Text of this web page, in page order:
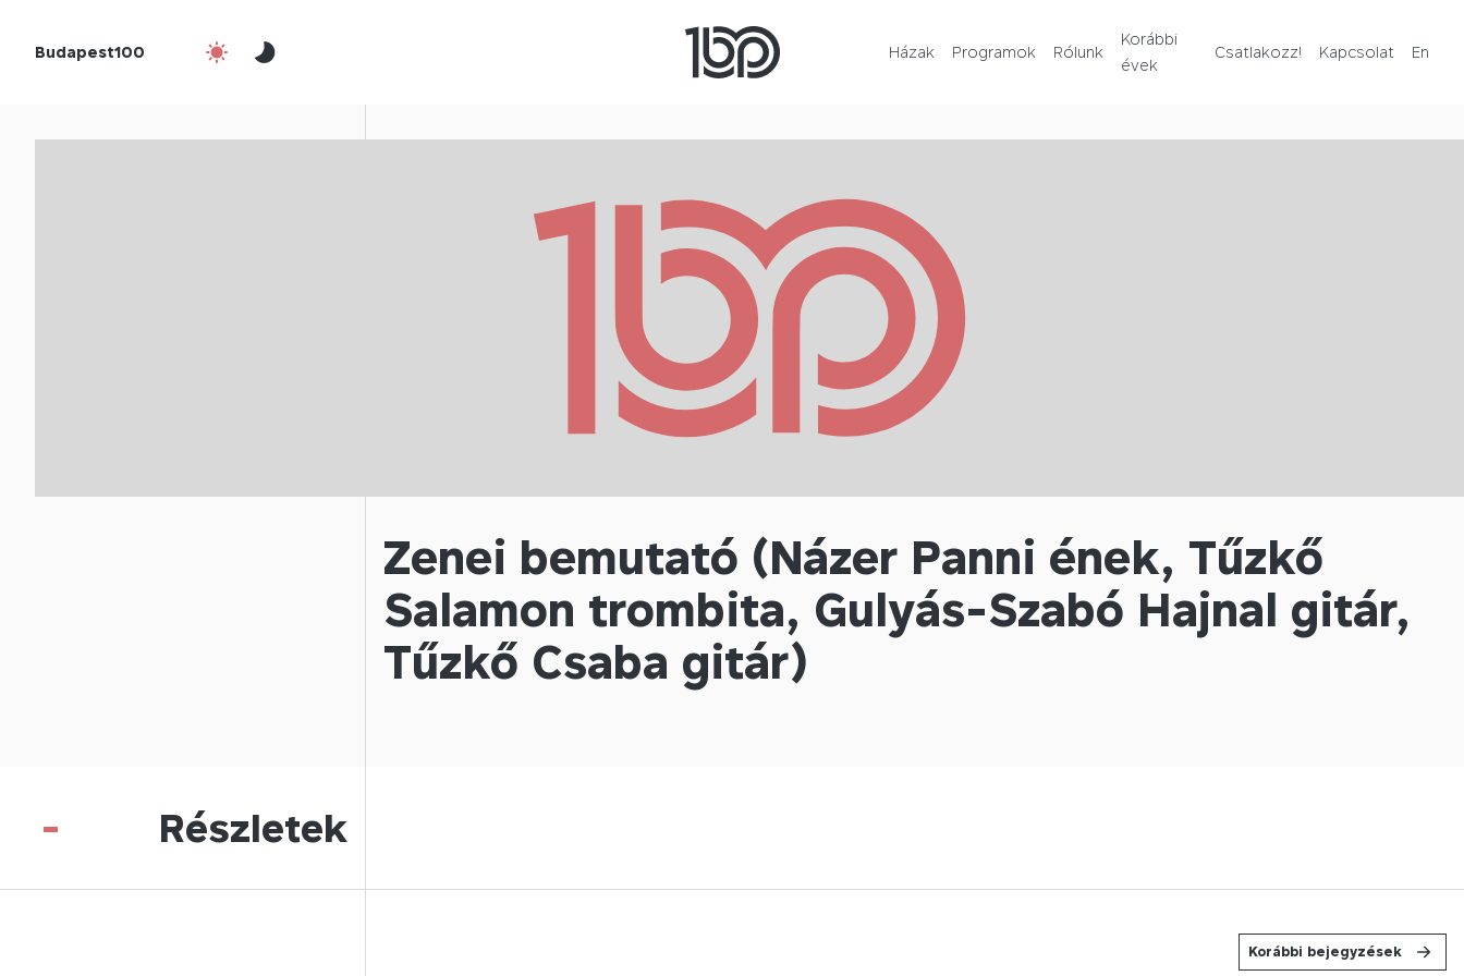
Budapest100 Házak Programok Rólunk
Korábbi
évek
Csatlakozz! Kapcsolat En
Zenei bemutató (Názer Panni ének, Tűzkő
Salamon trombita, Gulyás-Szabó Hajnal gitár,
Tűzkő Csaba gitár)
Részletek
-
Korábbi bejegyzések